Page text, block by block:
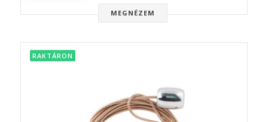
MEGNÉZEM
RAKTÁRON